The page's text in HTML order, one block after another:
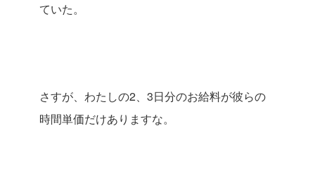
ていた。
さすが、わたしの2、3日分のお給料が彼らの
時間単価だけありますな。